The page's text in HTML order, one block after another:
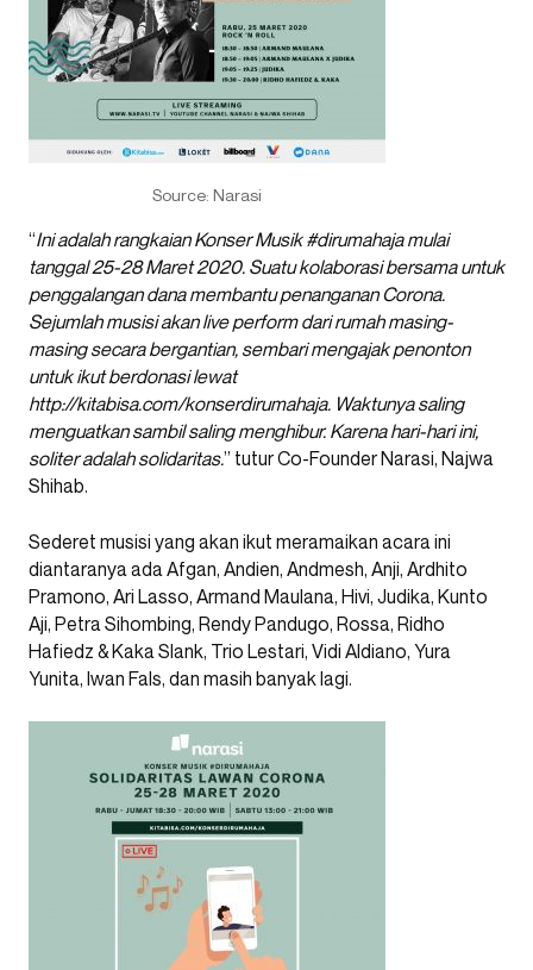
Source: Narasi
“Ini adalah rangkaian Konser Musik #dirumahaja mulai
tanggal 25-28 Maret 2020. Suatu kolaborasi bersama untuk
penggalangan dana membantu penanganan Corona.
Sejumlah musisi akan live perform dari rumah masing-
masing secara bergantian, sembari mengajak penonton
untuk ikut berdonasi lewat
http://kitabisa.com/konserdirumahaja. Waktunya saling
menguatkan sambil saling menghibur. Karena hari-hari ini,
soliter adalah solidaritas.” tutur Co-Founder Narasi, Najwa
Shihab.
Sederet musisi yang akan ikut meramaikan acara ini
diantaranya ada Afgan, Andien, Andmesh, Anji, Ardhito
Pramono, Ari Lasso, Armand Maulana, Hivi, Judika, Kunto
Aji, Petra Sihombing, Rendy Pandugo, Rossa, Ridho
Hafiedz & Kaka Slank, Trio Lestari, Vidi Aldiano, Yura
Yunita, Iwan Fals, dan masih banyak lagi.